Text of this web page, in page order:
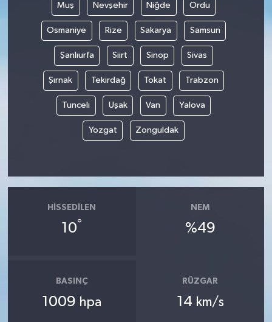
Muş Nevşehir Niğde Ordu
Osmaniye Rize Sakarya Samsun
Şanlıurfa Siirt Sinop Sivas
Şırnak Tekirdağ Tokat Trabzon
Tunceli Uşak Van Yalova
Yozgat Zonguldak
HISSEDILEN
10°
NEM
%49
BASINÇ
1009 hpa
RÜZGAR
14 km/s